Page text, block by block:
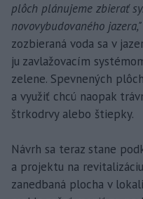
plôch plánujeme zbierať
novovybudovaného jazera,"
zozbieraná voda sa v
ju zavlažovacím
zelene. Spevnených
a využiť chcú naopak
štrkodrvy alebo štiepky.
Návrh sa teraz stane
a projektu na
zanedbaná plocha v